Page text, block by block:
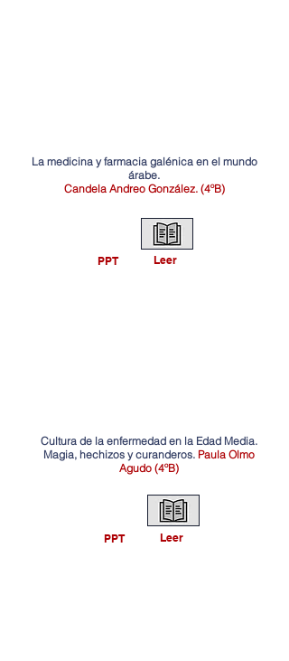
La medicina y farmacia galénica en el mundo
árabe.
Candela Andreo González. (4ºB)
PPT Leer
Cultura de la enfermedad en la Edad Media.
Magia, hechizos y curanderos. Paula Olmo
Agudo (4ºB)
PPT Leer